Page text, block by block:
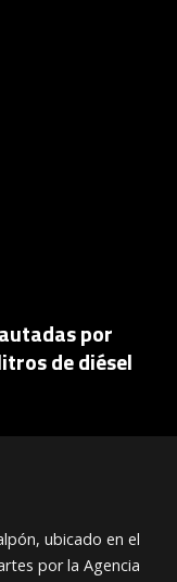
por
de diésel
ubicado en el
por la Agencia